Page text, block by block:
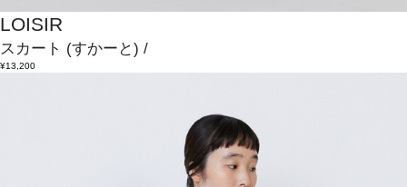
LOISIR
スカート (すかーと) /
¥13,200